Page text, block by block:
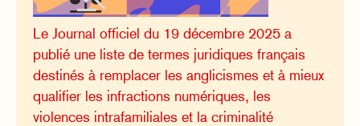
Le Journal officiel du 19 décembre 2025 a
publié une liste de termes juridiques français
destinés à remplacer les anglicismes et à mieux
qualifier les infractions numériques, les
violences intrafamiliales et la criminalité